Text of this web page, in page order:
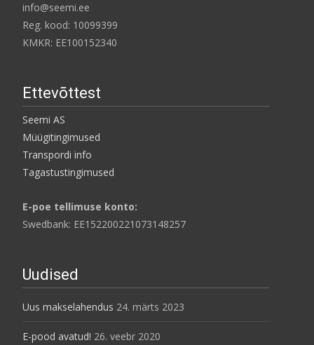
info@seemi.ee
Reg. kood: 10099399
KMKR: EE100152340
Ettevõttest
Seemi AS
Müügitingimused
Transpordi info
Tagastustingimused
E-poe tellimuse konto:
Swedbank: EE152200221073148257
Uudised
Uus makselahendus 24. märts 2023
E-pood avatud! 26. veebr 2020